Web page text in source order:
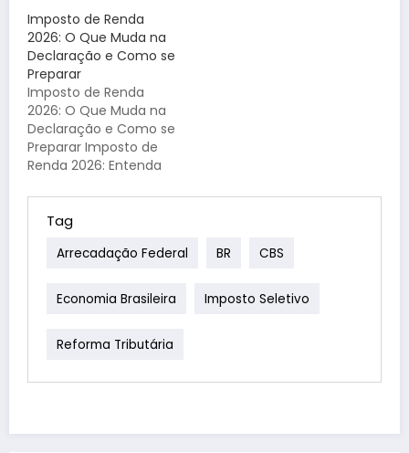
transformações em
seu sistema fiscal das
últimas décadas. A
Reforma Tributária
sobre o consumo visa
simplificar a complexa
malha de impostos
atual, substituindo
tributos antigos por
Imposto de Renda
2026: O Que Muda na
Declaração e Como se
Preparar
Imposto de Renda
2026: O Que Muda na
Declaração e Como se
Preparar Imposto de
Renda 2026: Entenda
Prepare-se A Reforma
do Imposto de Renda e
do consumo,
geraram dúvidas sobre
Imposto de Renda da
Tag
Arrecadação Federal BR CBS
Economia Brasileira Imposto Seletivo
Reforma Tributária